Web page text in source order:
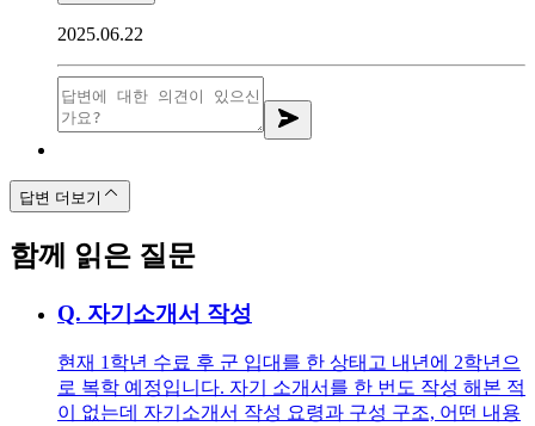
2025.06.22
답변 더보기
함께 읽은 질문
Q. 자기소개서 작성
현재 1학년 수료 후 군 입대를 한 상태고 내년에 2학년으
로 복학 예정입니다. 자기 소개서를 한 번도 작성 해본 적
이 없는데 자기소개서 작성 요령과 구성 구조, 어떤 내용